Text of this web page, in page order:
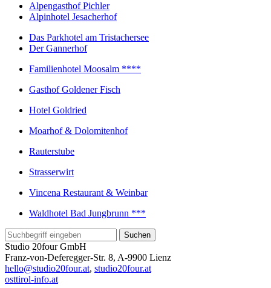
Alpengasthof Pichler
Alpinhotel Jesacherhof
Das Parkhotel am Tristachersee
Der Gannerhof
Familienhotel Moosalm ****
Gasthof Goldener Fisch
Hotel Goldried
Moarhof & Dolomitenhof
Rauterstube
Strasserwirt
Vincena Restaurant & Weinbar
Waldhotel Bad Jungbrunn ***
Studio 20four GmbH
Franz-von-Deferegger-Str. 8, A-9900 Lienz
hello@studio20four.at, studio20four.at
osttirol-info.at